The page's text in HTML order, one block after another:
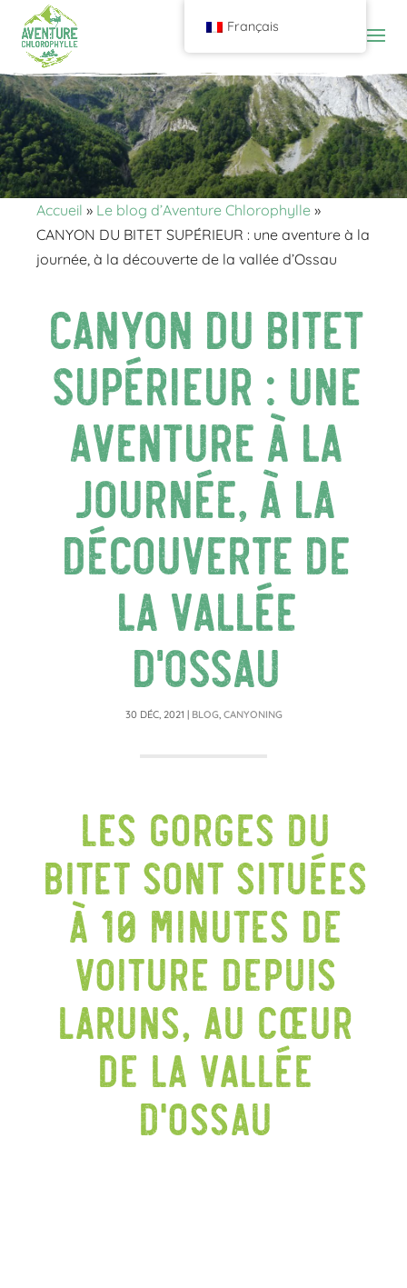
Accueil » Le blog d’Aventure Chlorophylle »
CANYON DU BITET SUPÉRIEUR : une aventure à la
journée, à la découverte de la vallée d’Ossau
CANYON DU BITET
SUPÉRIEUR : une
aventure à la
journée, à la
découverte de
la vallée
d’Ossau
30 DÉC, 2021 | BLOG, CANYONING
Les gorges du
Bitet sont situées
à 10 minutes de
voiture depuis
Laruns, au cœur
de la vallée
d’Ossau
Français